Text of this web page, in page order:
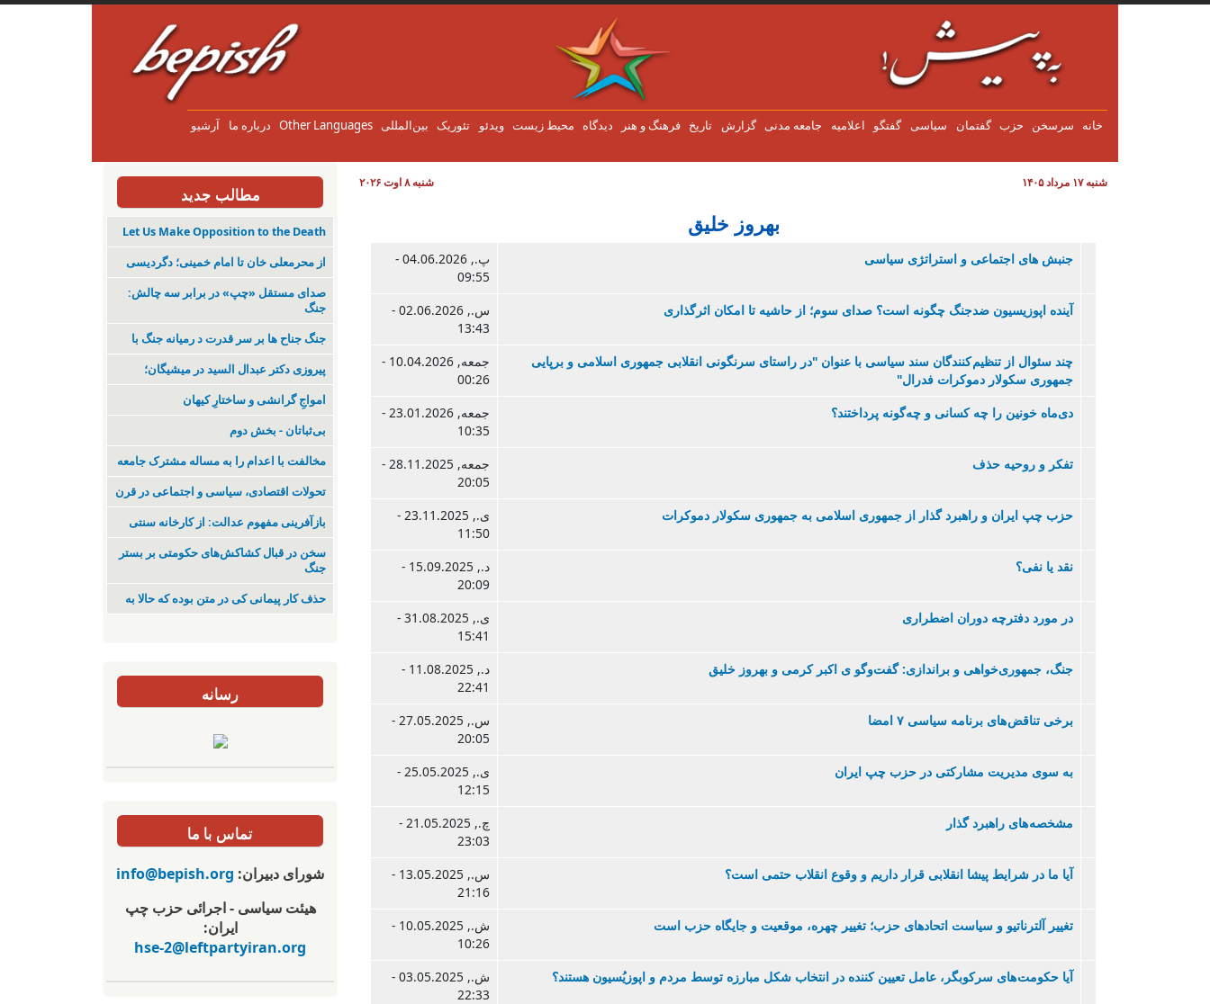
خانه سرسخن حزب گفتمان سياسی گفتگو اعلاميه جامعه مدنی گزارش تاریخ فرهنگ و هنر دیدگاه محیط زیست ویدئو تئوریک بین‌المللی Other Languages درباره ما آرشیو
شنبه ۸ اوت ۲۰۲۶ شنبه ۱۷ مرداد ۱۴۰۵
بهروز خلیق
جنبش های اجتماعی و استراتژی سياسی
پ., 04.06.2026 -
09:55
آینده اپوزیسیون ضدجنگ چگونه است؟ صدای سوم؛ از حاشیه تا امکان اثرگذاری
س., 02.06.2026 -
13:43
چند سئوال از تنظيم کنندگان سند سياسی با عنوان "در راستای سرنگونی انقلابی جمهوری اسلامی و برپایی
جمهوری سکولار دموکرات فدرال"
جمعه, 10.04.2026 -
00:26
دی‌ماه خونین را چه کسانی و چه‌گونه پرداختند؟
جمعه, 23.01.2026 -
10:35
تفکر و روحيه حذف
جمعه, 28.11.2025 -
20:05
حزب چپ ايران و راهبرد گذار از جمهوری اسلامی به جمهوری سکولار دموکرات
ی., 23.11.2025 -
11:50
نقد یا نفی؟
د., 15.09.2025 -
20:09
در مورد دفترچه دوران اضطراری
ی., 31.08.2025 -
15:41
جنگ، جمهوری‌خواهی و براندازی: گفت‌وگو ی اکبر کرمی و بهروز خلیق
د., 11.08.2025 -
22:41
برخی تناقض های برنامه سياسی ۷ امضا
س., 27.05.2025 -
20:05
به سوی مديريت مشارکتی در حزب چپ ايران
ی., 25.05.2025 -
12:15
مشخصه های راهبرد گذار
چ., 21.05.2025 -
23:03
آيا ما در شرايط پيشا انقلابی قرار داريم و وقوع انقلاب حتمی است؟
س., 13.05.2025 -
21:16
تغيير آلترناتيو و سياست اتحادهای حزب؛ تغيير چهره، موقعيت و جايگاه حزب است
ش., 10.05.2025 -
10:26
آيا حکومت های سرکوبگر، عامل تعيين کننده در انتخاب شکل مبارزه توسط مردم و اپوزيُسيون هستند؟
ش., 03.05.2025 -
22:33
مطالب جدید
Let Us Make Opposition to the Death
از محرمعلی خان تا امام خمینی؛ دگردیسی
صدای مستقل «چپ» در برابر سه چالش:
جنگ
جنگ جناح ها بر سر قدرت د رمیانە جنگ با
پیروزی دکتر عبدال السید در میشیگان؛
‌امواجِ گرانشی و ساختارِ کیهان
بی‌ثباتان - بخش دوم
مخالفت با اعدام را به مساله مشترک جامعه
تحولات اقتصادی، سیاسی و اجتماعی در قرن
بازآفرینی مفهوم عدالت: از کارخانه سنتی
سخن در قبال کشاکش‌های حکومتی بر بستر
جنگ
حذف کار پیمانی کی در متن بودە کە حالا بە
رسانه
تماس با ما
شورای دبیران: info@bepish.org
هیئت سیاسی - اجرائی حزب چپ
ایران:
hse-2@leftpartyiran.org